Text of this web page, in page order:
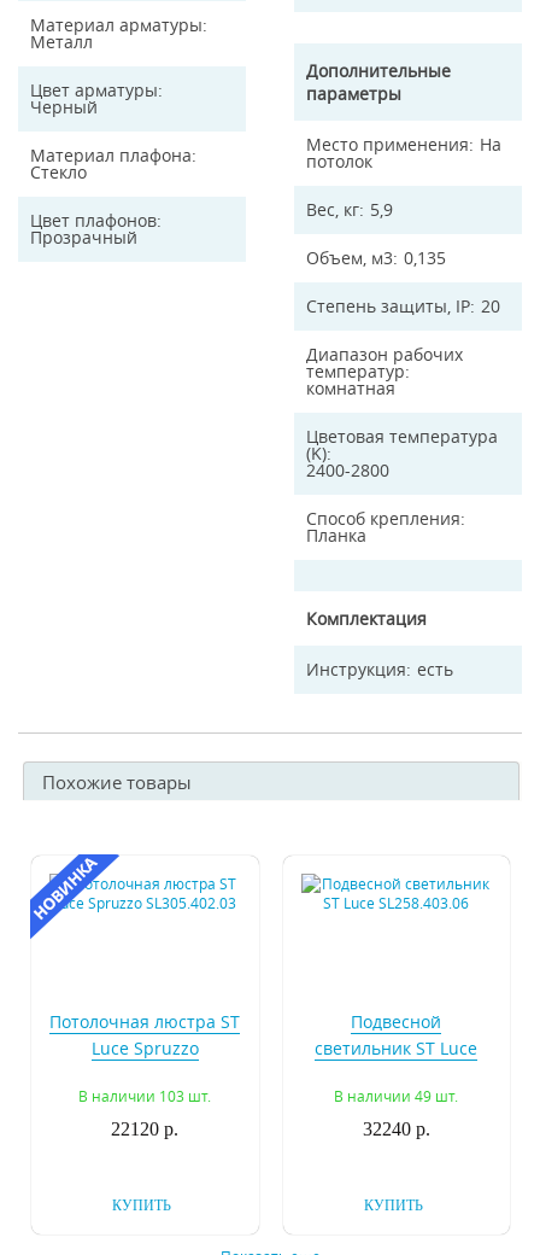
Материал арматуры
Металл
Цвет арматуры
Черный
Материал плафона
Стекло
Цвет плафонов
Прозрачный
Дополнительные
параметры
Место применения На
потолок
Вес, кг 5,9
Объем, м3 0,135
Степень защиты, IP 20
Диапазон рабочих
температур
комнатная
Цветовая температура
(K)
2400-2800
Способ крепления
Планка
Комплектация
Инструкция есть
Похожие товары
Потолочная люстра ST
Luce Spruzzo
В наличии 103 шт.
22120 р.
КУПИТЬ
Подвесной
светильник ST Luce
В наличии 49 шт.
32240 р.
КУПИТЬ